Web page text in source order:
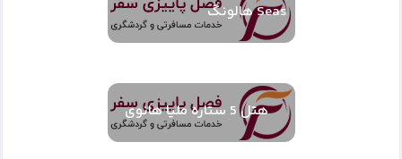
Seas هالونگ
هتل 5 ستاره ملیا هانوی